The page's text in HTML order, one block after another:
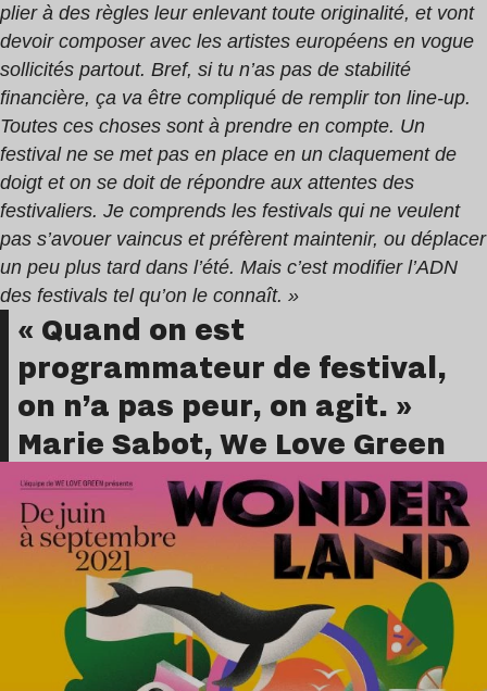
plier à des règles leur enlevant toute originalité, et vont
devoir composer avec les artistes européens en vogue
sollicités partout. Bref, si tu n’as pas de stabilité
financière, ça va être compliqué de remplir ton line-up.
Toutes ces choses sont à prendre en compte. Un
festival ne se met pas en place en un claquement de
doigt et on se doit de répondre aux attentes des
festivaliers. Je comprends les festivals qui ne veulent
pas s’avouer vaincus et préfèrent maintenir, ou déplacer
un peu plus tard dans l’été. Mais c’est modifier l’ADN
des festivals tel qu’on le connaît. »
« Quand on est
programmateur de festival,
on n’a pas peur, on agit. »
Marie Sabot, We Love Green